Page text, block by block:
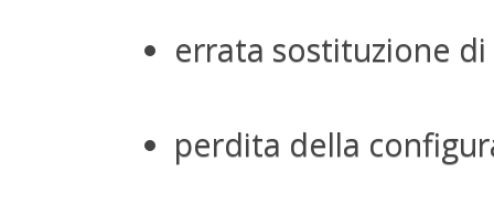
errata sostituzione
perdita della